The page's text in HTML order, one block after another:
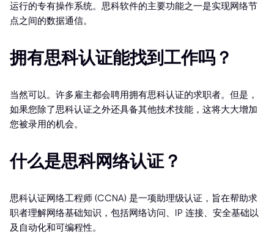
运行的专有操作系统。思科软件的主要功能之一是实现网络节
点之间的数据通信。
拥有思科认证能找到工作吗？
当然可以。许多雇主都会聘用拥有思科认证的求职者。但是，
如果您除了思科认证之外还具备其他技术技能，这将大大增加
您被录用的机会。
什么是思科网络认证？
思科认证网络工程师 (CCNA) 是一项助理级认证，旨在帮助求
职者理解网络基础知识，包括网络访问、IP 连接、安全基础以
及自动化和可编程性。